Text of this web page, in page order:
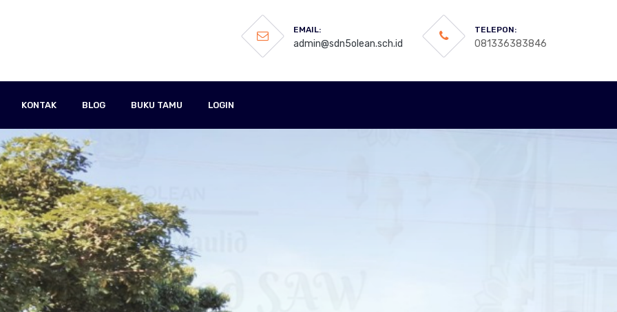
EMAIL:
admin@sdn5olean.sch.id
TELEPON:
081336383846
KONTAK BLOG BUKU TAMU LOGIN